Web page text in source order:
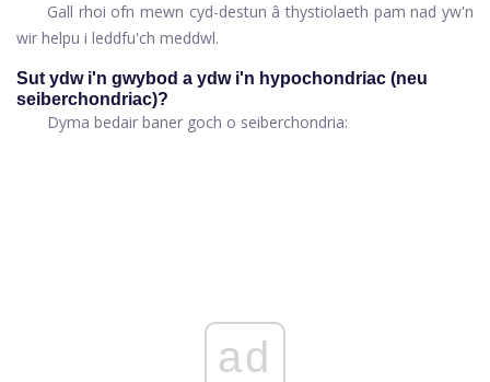
Gall rhoi ofn mewn cyd-destun â thystiolaeth pam nad yw'n
wir helpu i leddfu'ch meddwl.
Sut ydw i'n gwybod a ydw i'n hypochondriac (neu
seiberchondriac)?
Dyma bedair baner goch o seiberchondria:
ad